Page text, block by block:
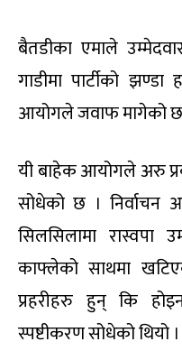
बैतडीका एमाले
गाडीमा पार्टीको झण्डा
आयोगले जवाफ मागेको
यी बाहेक आयोगले अरु
सोधेको छ । निर्वाचन
सिलसिलामा रास्वपा
काफ्लेको साथमा
प्रहरीहरु हुन् कि
स्पष्टीकरण सोधेको थियो ।